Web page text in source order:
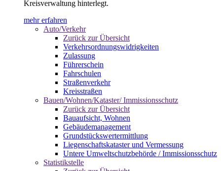
Kreisverwaltung hinterlegt.
mehr erfahren
Auto/Verkehr
Zurück zur Übersicht
Verkehrsordnungswidrigkeiten
Zulassung
Führerschein
Fahrschulen
Straßenverkehr
Kreisstraßen
Bauen/Wohnen/Kataster/ Immissionsschutz
Zurück zur Übersicht
Bauaufsicht, Wohnen
Gebäudemanagement
Grundstückswertermittlung
Liegenschaftskataster und Vermessung
Untere Umweltschutzbehörde / Immissionsschutz
Statistikstelle